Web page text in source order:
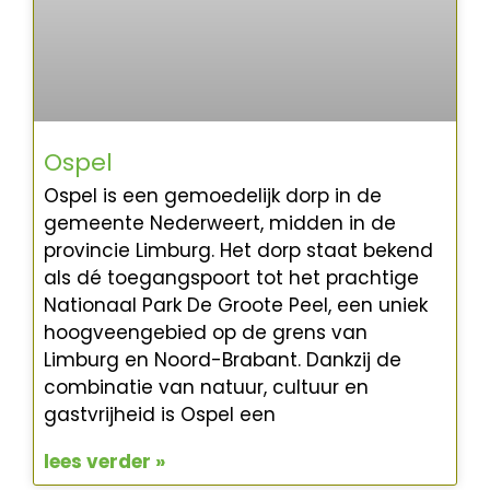
Ospel
Ospel is een gemoedelijk dorp in de
gemeente Nederweert, midden in de
provincie Limburg. Het dorp staat bekend
als dé toegangspoort tot het prachtige
Nationaal Park De Groote Peel, een uniek
hoogveengebied op de grens van
Limburg en Noord-Brabant. Dankzij de
combinatie van natuur, cultuur en
gastvrijheid is Ospel een
lees verder »